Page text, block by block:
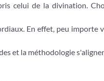
celui de la divination.
En effet, peu
et la méthodologie